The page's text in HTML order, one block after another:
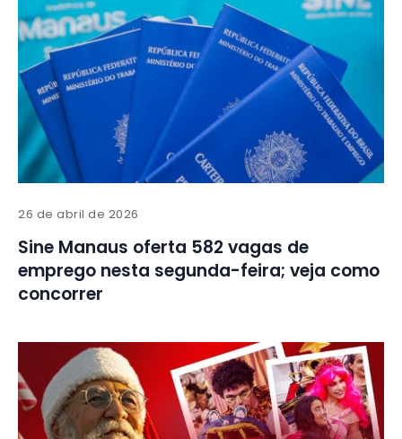
26 de abril de 2026
Sine Manaus oferta 582 vagas de
emprego nesta segunda-feira; veja como
concorrer